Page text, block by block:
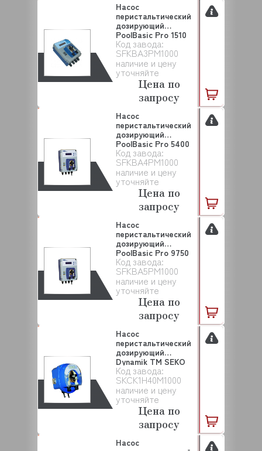
Код завода:
SFKBA3PM1000
наличие и цену
уточняйте
Насос
перистальтический
дозирующий
PoolBasic Pro 1510
SEKO (SFKBA...
Цена по
запросу
Код завода:
SFKBA4PM1000
наличие и цену
уточняйте
Насос
перистальтический
дозирующий
PoolBasic Pro 5400
SEKO (SFKBA...
Цена по
запросу
Код завода:
SFKBA5PM1000
наличие и цену
уточняйте
Насос
перистальтический
дозирующий
PoolBasic Pro 9750
SEKO (SFKBA...
Цена по
запросу
Код завода:
SKCK1H40M1000
наличие и цену
уточняйте
Насос
перистальтический
дозирующий
Dynamik TM SEKO
(SKCK1H40M1000...
Цена по
запросу
Насос